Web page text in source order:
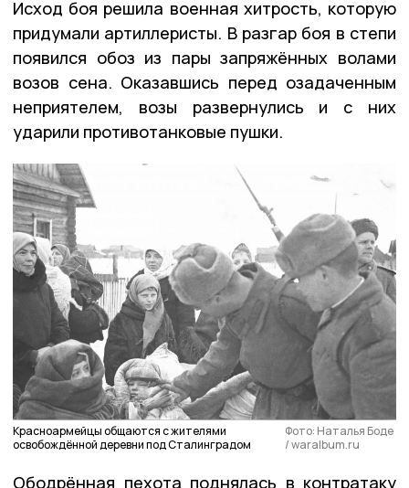
Исход боя решила военная хитрость, которую
придумали артиллеристы. В разгар боя в степи
появился обоз из пары запряжённых волами
возов сена. Оказавшись перед озадаченным
неприятелем, возы развернулись и с них
ударили противотанковые пушки.
Красноармейцы общаются с жителями
освобождённой деревни под Сталинградом
Фото: Наталья Боде
/ waralbum.ru
Ободрённая пехота поднялась в контратаку